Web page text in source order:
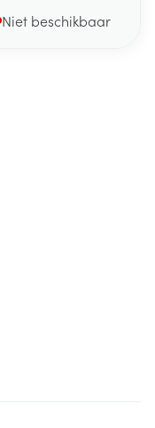
Niet beschikbaar